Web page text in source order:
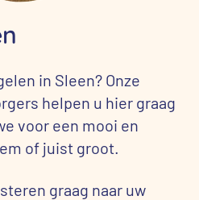
in Sleen? Onze
helpen u hier graag
voor een mooi en
of juist groot.
graag naar uw